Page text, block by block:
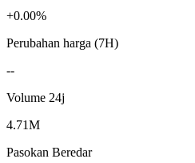
+0.00%
Perubahan harga (7H)
--
Volume 24j
4.71M
Pasokan Beredar